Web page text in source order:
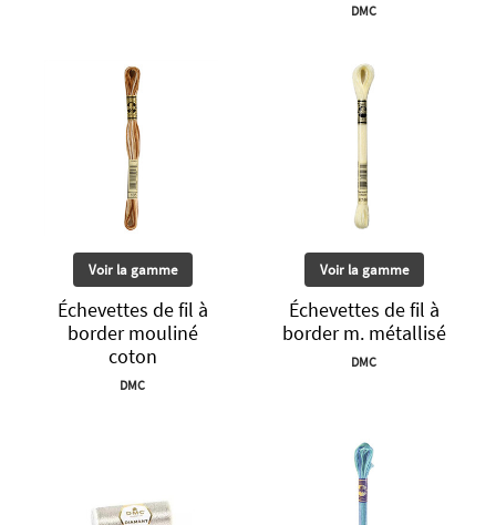
DMC
Voir la gamme
Échevettes de fil à
border mouliné
coton
DMC
Voir la gamme
Échevettes de fil à
border m. métallisé
DMC